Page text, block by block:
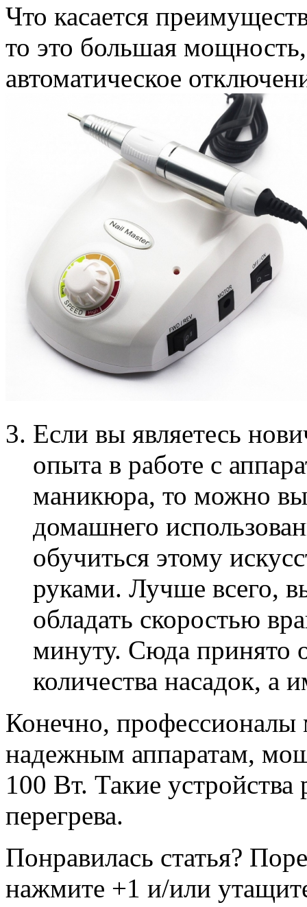
Что касается
то это большая
автоматическое
Если вы являетесь
опыта в работе с
маникюра, то можно
домашнего
обучиться этому
руками. Лучше всего,
обладать скоростью
минуту. Сюда принято
количества насадок, а
Конечно, профессионалы
надежным аппаратам,
100 Вт. Такие устройства
перегрева.
Понравилась статья?
нажмите +1 и/или